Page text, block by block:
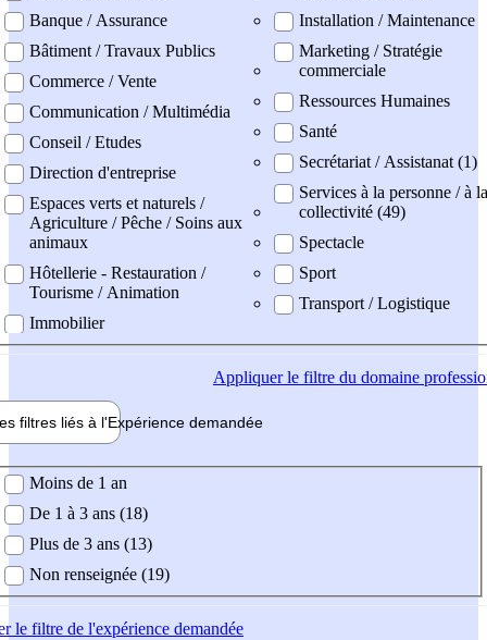
Banque / Assurance
Bâtiment / Travaux Publics
Commerce / Vente
Communication / Multimédia
Conseil / Etudes
Direction d'entreprise
Espaces verts et naturels /
Agriculture / Pêche / Soins aux
animaux
Hôtellerie - Restauration /
Tourisme / Animation
Immobilier
Installation / Maintenance
Marketing / Stratégie
commerciale
Ressources Humaines
Santé
Secrétariat / Assistanat (1)
Services à la personne / à la
collectivité (49)
Spectacle
Sport
Transport / Logistique
Appliquerle filtre du domaine
filtres liés à l'Expérience demandée
demandée
Moins de 1 an
De 1 à 3 ans (18)
Plus de 3 ans (13)
Non renseignée (19)
le filtre de l'expérience demandée